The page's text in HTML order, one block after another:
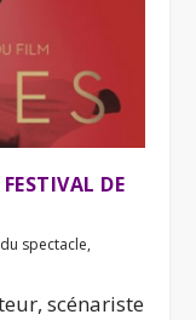
DE
spectacle,
scénariste